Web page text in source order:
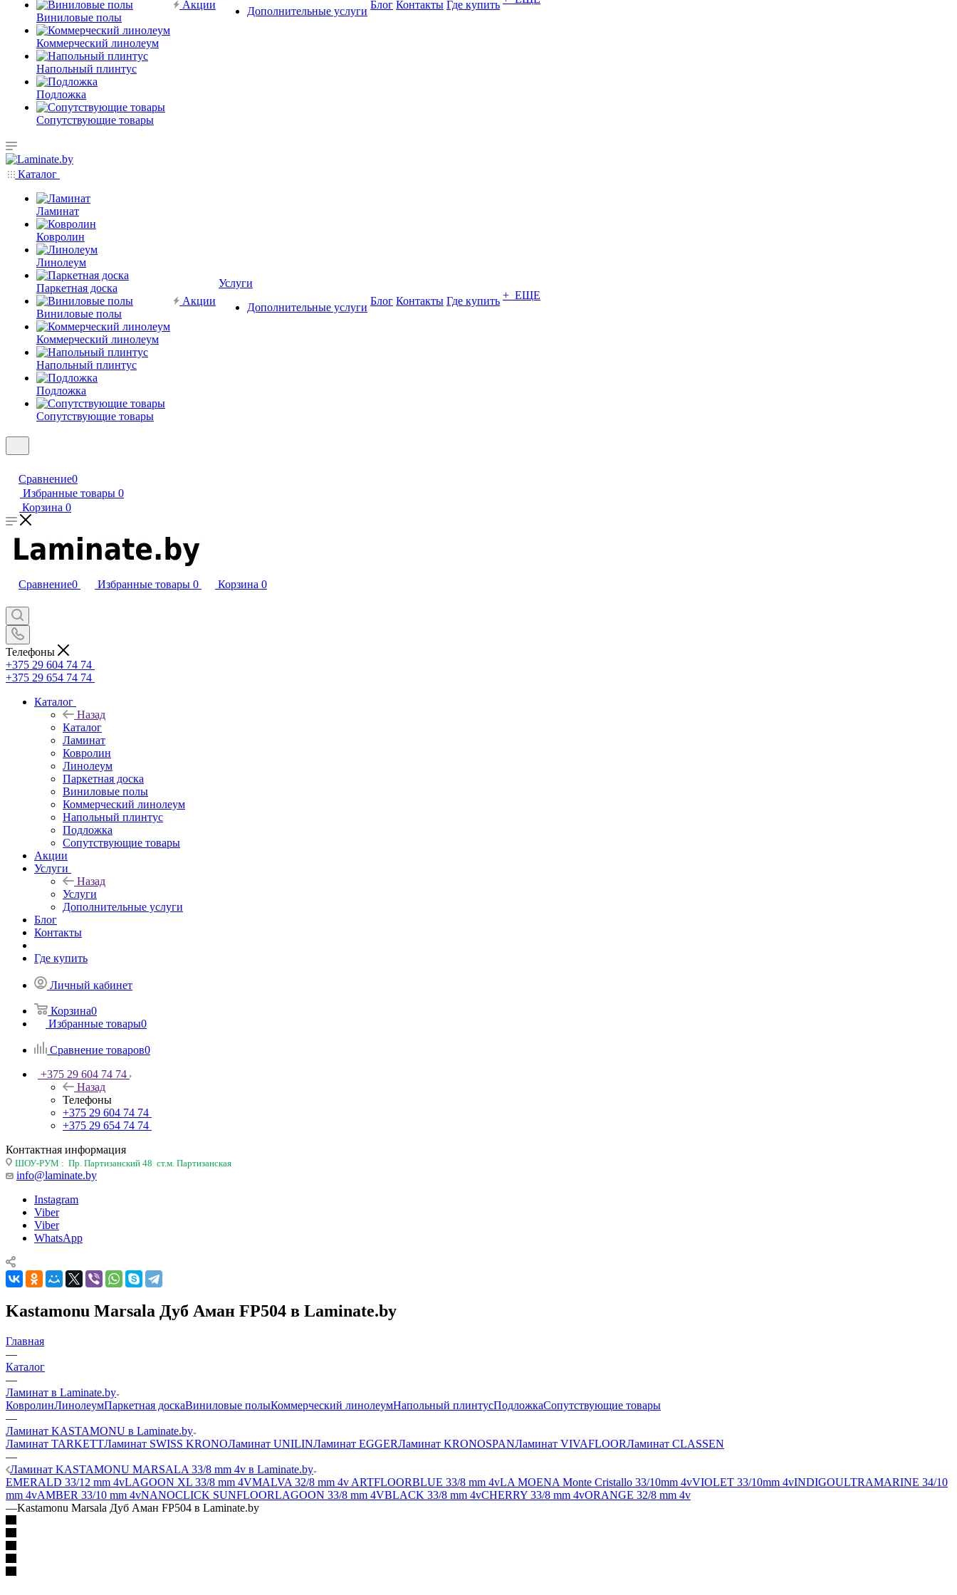
Виниловые полы
Коммерческий линолеум
Напольный плинтус
Подложка
Сопутствующие товары
Акции
Дополнительные услуги
Блог Контакты Где купить
Каталог
Ламинат
Ковролин
Линолеум
Паркетная доска
Виниловые полы
Коммерческий линолеум
Напольный плинтус
Подложка
Сопутствующие товары
Акции
Услуги
Дополнительные услуги
Блог Контакты Где купить + ЕЩЕ
Сравнение0
Избранные товары 0
Корзина 0
Сравнение0 Избранные товары 0 Корзина 0
Телефоны
+375 29 604 74 74
+375 29 654 74 74
Каталог
Назад
Каталог
Ламинат
Ковролин
Линолеум
Паркетная доска
Виниловые полы
Коммерческий линолеум
Напольный плинтус
Подложка
Сопутствующие товары
Акции
Услуги
Назад
Услуги
Дополнительные услуги
Блог
Контакты
Где купить
Личный кабинет
Корзина0
Избранные товары0
Сравнение товаров0
+375 29 604 74 74
Назад
Телефоны
+375 29 604 74 74
+375 29 654 74 74
Контактная информация
ШОУ-РУМ : Пр. Партизанский 48 ст.м. Партизанская
info@laminate.by
Instagram
Viber
Viber
WhatsApp
Kastamonu Marsala Дуб Аман FP504 в Laminate.by
Главная
—
Каталог
—
Ламинат в Laminate.by
КовролинЛинолеумПаркетная доскаВиниловые полыКоммерческий линолеумНапольный плинтусПодложкаСопутствующие товары
—
Ламинат KASTAMONU в Laminate.by
Ламинат TARKETTЛаминат SWISS KRONOЛаминат UNILINЛаминат EGGERЛаминат KRONOSPANЛаминат VIVAFLOORЛаминат CLASSEN
—
Ламинат KASTAMONU MARSALA 33/8 mm 4v в Laminate.by
EMERALD 33/12 mm 4vLAGOON XL 33/8 mm 4VMALVA 32/8 mm 4v ARTFLOORBLUE 33/8 mm 4vLA MOENA Monte Cristallo 33/10mm 4vVIOLET 33/10mm 4vINDIGOULTRAMARINE 34/10
mm 4vAMBER 33/10 mm 4vNANOCLICK SUNFLOORLAGOON 33/8 mm 4VBLACK 33/8 mm 4vCHERRY 33/8 mm 4vORANGE 32/8 mm 4v
—Kastamonu Marsala Дуб Аман FP504 в Laminate.by